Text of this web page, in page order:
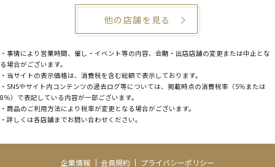
他の店舗を見る
・事情により営業時間、催し・イベント等の内容、会期・出店店舗の変更または中止とな
る場合がございます。
・当サイトの表示価格は、消費税を含む総額で表示しております。
・SNSやサイト内コンテンツの過去ログ等については、掲載時点の消費税率（5％または
8％）で表記している内容が一部ございます。
・商品のご利用方法により税率が変更となる場合がございます。
・詳しくは各店舗までお問い合わせください。
企業情報 会員規約 プライバシーポリシー